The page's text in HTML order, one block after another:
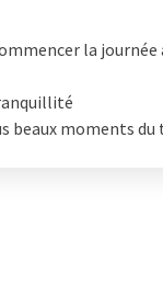
août 2026, avec
du monde
la journée
moments du